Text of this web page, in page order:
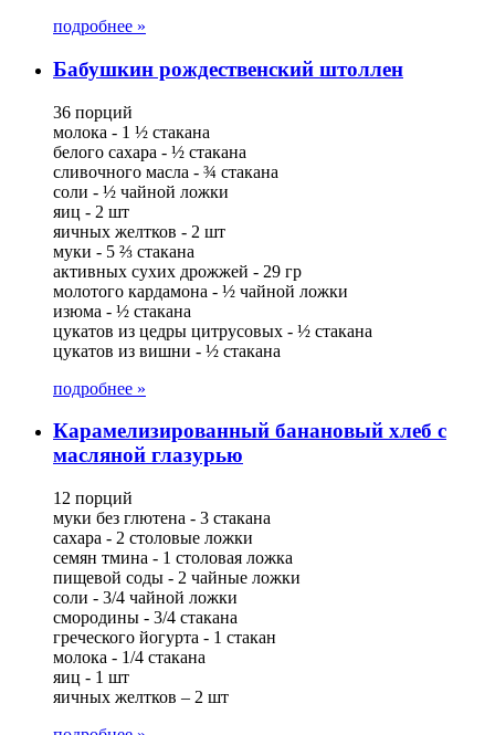
подробнее »
Бабушкин рождественский штоллен
36 порций
молока - 1 ½ стакана
белого сахара - ½ стакана
сливочного масла - ¾ стакана
соли - ½ чайной ложки
яиц - 2 шт
яичных желтков - 2 шт
муки - 5 ⅔ стакана
активных сухих дрожжей - 29 гр
молотого кардамона - ½ чайной ложки
изюма - ½ стакана
цукатов из цедры цитрусовых - ½ стакана
цукатов из вишни - ½ стакана
подробнее »
Карамелизированный банановый хлеб с
масляной глазурью
12 порций
муки без глютена - 3 стакана
сахара - 2 столовые ложки
семян тмина - 1 столовая ложка
пищевой соды - 2 чайные ложки
соли - 3/4 чайной ложки
смородины - 3/4 стакана
греческого йогурта - 1 стакан
молока - 1/4 стакана
яиц - 1 шт
яичных желтков – 2 шт